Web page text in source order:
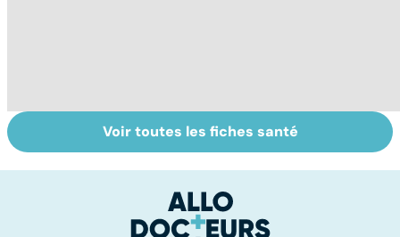
Tout savoir sur
les infections
Inflammation des
amygdales : que
d'angine ?
Voir toutes les fiches santé